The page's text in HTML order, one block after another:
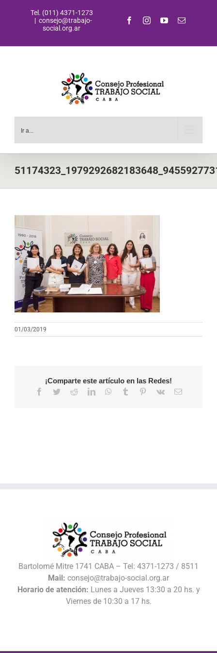
Tel. (011) 4371-1273
| consejo@trabajo-
social.org.ar
FacebookInstagramYouTubeCorreo
Ir a...
01/03/2019
¡Comparte este artículo en las Redes!
Facebook
TwitterRedditLinkedInWhatsApp
Tumblr Pinterest
Vk
Correo
Bartolomé Mitre 1741 CABA – Tel: 4371-1273 / 8511
Mail: consejo@trabajo-social.org.ar
Horario de atención: Lunes a Jueves 13:30 a 20 hs. y
Viernes de 10:30 a 17 hs.